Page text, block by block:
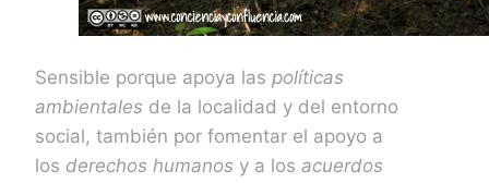
Sensible porque apoya las políticas
ambientales de la localidad y del entorno
social, también por fomentar el apoyo a
los derechos humanos y a los acuerdos